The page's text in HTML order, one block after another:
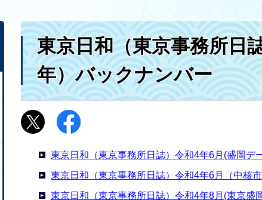
東京日和（東京事務所日
年）バックナンバー
東京日和（東京事務所日誌）令和4年6月(盛岡デ
東京日和（東京事務所日誌）令和4年6月（中核市
東京日和（東京事務所日誌）令和4年8月(東京盛